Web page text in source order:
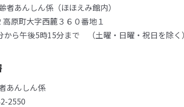
者あんしん係（ほほえみ館内）
高原町大字西麓３６０番地１
から午後5時15分まで （土曜・日曜・祝日を除く）
あんしん係
2550